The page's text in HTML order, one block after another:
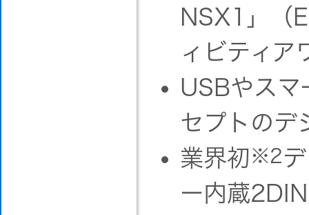
NSX1」（
ィビティ
USBやスマ
セプトのデ
業界初※2
ー内蔵